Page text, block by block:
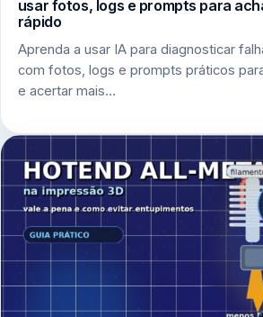
usar fotos, logs e prompts para
rápido
Aprenda a usar IA para diagnosticar
com fotos, logs e prompts práticos
e acertar mais…